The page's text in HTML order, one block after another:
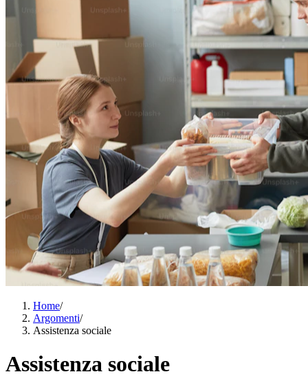
Home/
Argomenti/
Assistenza sociale
Assistenza sociale